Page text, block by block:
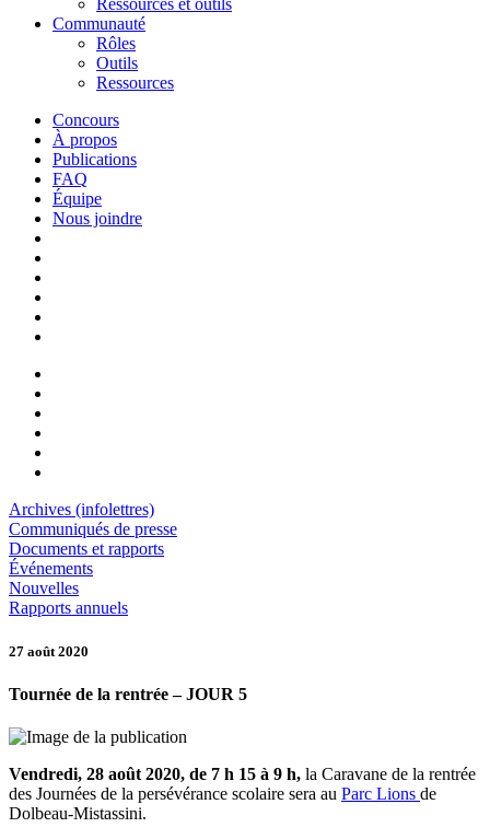
Ressources et outils
Communauté
Rôles
Outils
Ressources
Concours
À propos
Publications
FAQ
Équipe
Nous joindre
Archives (infolettres)
Communiqués de presse
Documents et rapports
Événements
Nouvelles
Rapports annuels
27 août 2020
Tournée de la rentrée – JOUR 5
Vendredi, 28 août 2020, de 7 h 15 à 9 h, la Caravane de la rentrée
des Journées de la persévérance scolaire sera au Parc Lions de
Dolbeau-Mistassini.